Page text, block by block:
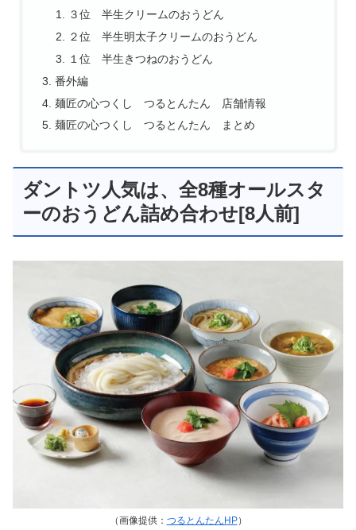
３位 半生クリームのおうどん
２位 半生明太子クリームのおうどん
１位 半生きつねのおうどん
番外編
麺匠の心つくし つるとんたん 店舗情報
麺匠の心つくし つるとんたん まとめ
ダントツ人気は、全8種オールスタ
ーのおうどん詰め合わせ[8人前]
（画像提供： つるとんたんHP）